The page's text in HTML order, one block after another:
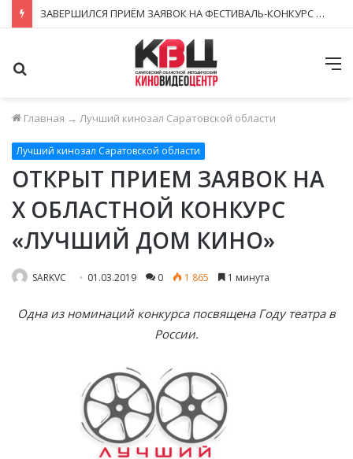
ЗАВЕРШИЛСЯ ПРИЁМ ЗАЯВОК НА ФЕСТИВАЛЬ-КОНКУРС «КИНОВЕРТИКАЛЬ 2026»
Главная → Лучший кинозал Саратовской области
Лучший кинозал Саратовской области
ОТКРЫТ ПРИЕМ ЗАЯВОК НА
X ОБЛАСТНОЙ КОНКУРС
«ЛУЧШИЙ ДОМ КИНО»
SARKVC 01.03.2019 0 1 865 1 минута
Одна из номинаций конкурса посвящена Году театра в
России.